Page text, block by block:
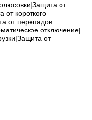
от
от короткого
от перепадов
отключение|
от